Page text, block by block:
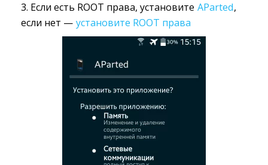
3. Если есть ROOT права, установите AParted,
если нет — установите ROOT права